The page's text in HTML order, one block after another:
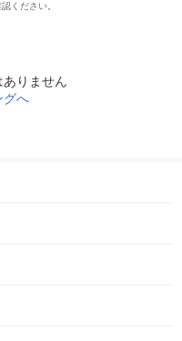
ください。
りません
グへ